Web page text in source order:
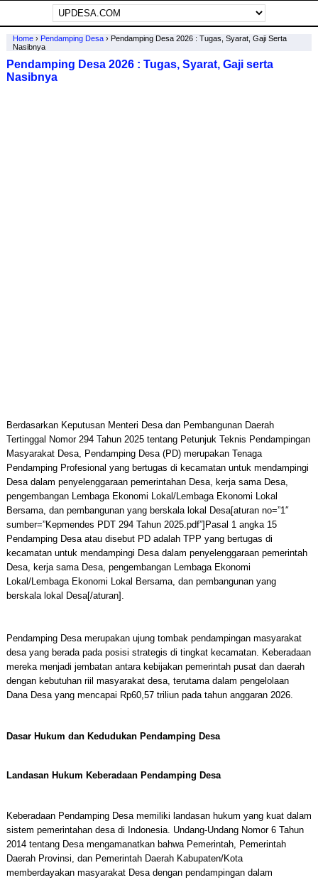
Home› Pendamping Desa› Pendamping Desa 2026 : Tugas, Syarat, Gaji Serta
Nasibnya
Pendamping Desa 2026 : Tugas, Syarat, Gaji serta
Nasibnya
Berdasarkan Keputusan Menteri Desa dan Pembangunan Daerah
Tertinggal Nomor 294 Tahun 2025 tentang Petunjuk Teknis Pendampingan
Masyarakat Desa, Pendamping Desa (PD) merupakan Tenaga
Pendamping Profesional yang bertugas di kecamatan untuk mendampingi
Desa dalam penyelenggaraan pemerintahan Desa, kerja sama Desa,
pengembangan Lembaga Ekonomi Lokal/Lembaga Ekonomi Lokal
Bersama, dan pembangunan yang berskala lokal Desa[aturan no=”1″
sumber=”Kepmendes PDT 294 Tahun 2025.pdf”]Pasal 1 angka 15
Pendamping Desa atau disebut PD adalah TPP yang bertugas di
kecamatan untuk mendampingi Desa dalam penyelenggaraan pemerintah
Desa, kerja sama Desa, pengembangan Lembaga Ekonomi
Lokal/Lembaga Ekonomi Lokal Bersama, dan pembangunan yang
berskala lokal Desa[/aturan].
Pendamping Desa merupakan ujung tombak pendampingan masyarakat
desa yang berada pada posisi strategis di tingkat kecamatan. Keberadaan
mereka menjadi jembatan antara kebijakan pemerintah pusat dan daerah
dengan kebutuhan riil masyarakat desa, terutama dalam pengelolaan
Dana Desa yang mencapai Rp60,57 triliun pada tahun anggaran 2026.
Dasar Hukum dan Kedudukan Pendamping Desa
Landasan Hukum Keberadaan Pendamping Desa
Keberadaan Pendamping Desa memiliki landasan hukum yang kuat dalam
sistem pemerintahan desa di Indonesia. Undang-Undang Nomor 6 Tahun
2014 tentang Desa mengamanatkan bahwa Pemerintah, Pemerintah
Daerah Provinsi, dan Pemerintah Daerah Kabupaten/Kota
memberdayakan masyarakat Desa dengan pendampingan dalam